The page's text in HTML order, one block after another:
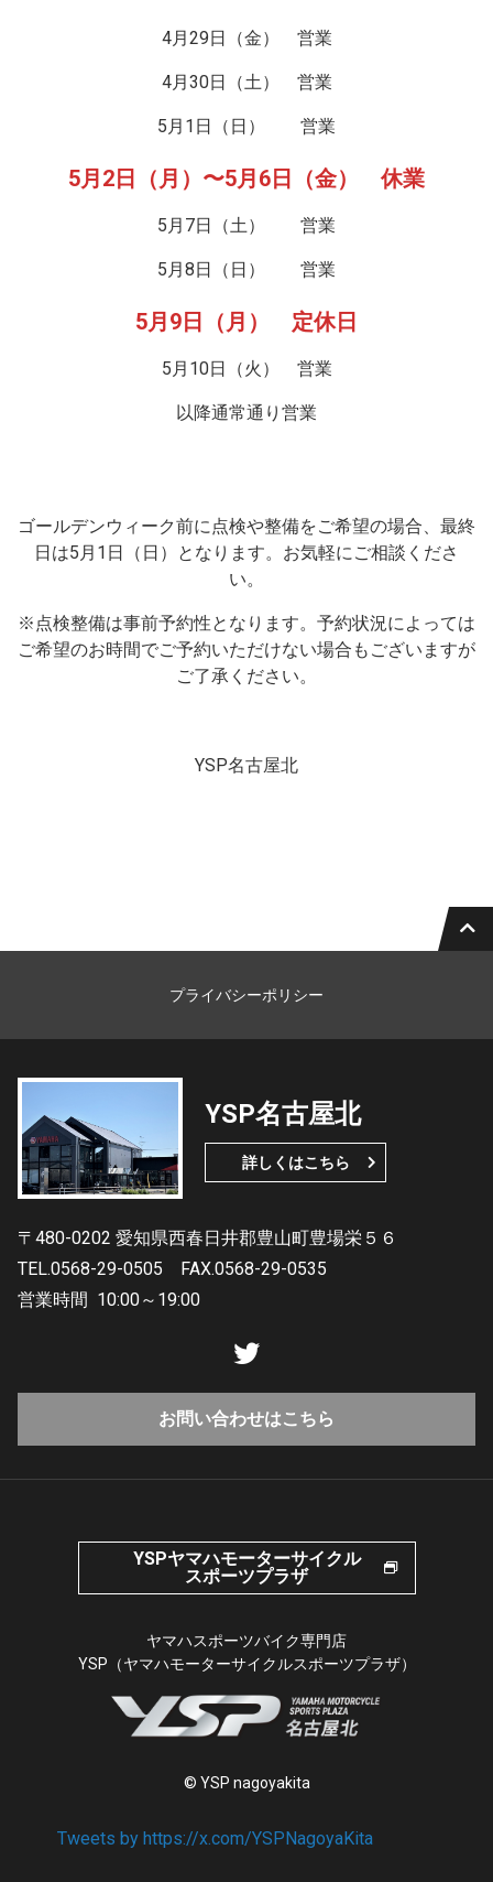
4月29日（金） 営業
4月30日（土） 営業
5月1日（日） 営業
5月2日（月）〜5月6日（金） 休業
5月7日（土） 営業
5月8日（日） 営業
5月9日（月） 定休日
5月10日（火） 営業
以降通常通り営業
ゴールデンウィーク前に点検や整備をご希望の場合、最終
日は5月1日（日）となります。お気軽にご相談くださ
い。
※点検整備は事前予約性となります。予約状況によっては
ご希望のお時間でご予約いただけない場合もございますが
ご了承ください。
YSP名古屋北
プライバシーポリシー
YSP名古屋北
詳しくはこちら
〒480-0202 愛知県西春日井郡豊山町豊場栄５６
TEL.0568-29-0505
FAX.0568-29-0535
営業時間 10:00～19:00
お問い合わせはこちら
YSPヤマハモーターサイクル
スポーツプラザ
ヤマハスポーツバイク専門店
YSP（ヤマハモーターサイクルスポーツプラザ）
© YSP nagoyakita
Tweets by https://x.com/YSPNagoyaKita